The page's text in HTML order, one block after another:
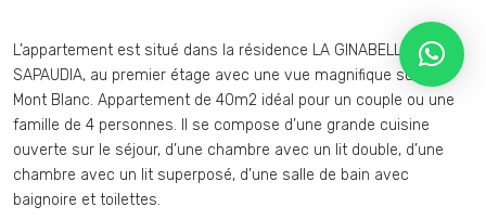
L’appartement est situé dans la résidence LA GINABELLE 2 - LA
SAPAUDIA, au premier étage avec une vue magnifique sur le
Mont Blanc. Appartement de 40m2 idéal pour un couple ou une
famille de 4 personnes. Il se compose d’une grande cuisine
ouverte sur le séjour, d’une chambre avec un lit double, d’une
chambre avec un lit superposé, d’une salle de bain avec
baignoire et toilettes.